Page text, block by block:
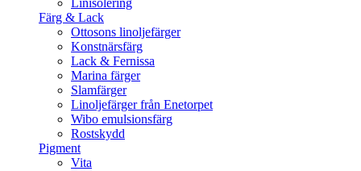
Linisolering
Färg & Lack
Ottosons linoljefärger
Konstnärsfärg
Lack & Fernissa
Marina färger
Slamfärger
Linoljefärger från Enetorpet
Wibo emulsionsfärg
Rostskydd
Pigment
Vita